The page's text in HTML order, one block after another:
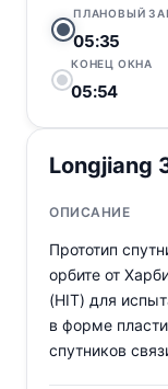
ПЛАНОВЫЙ
05:35
КОНЕЦ ОКНА
05:54
Longjiang
ОПИСАНИЕ
Прототип
орбите от
(HIT) для
в форме
спутников